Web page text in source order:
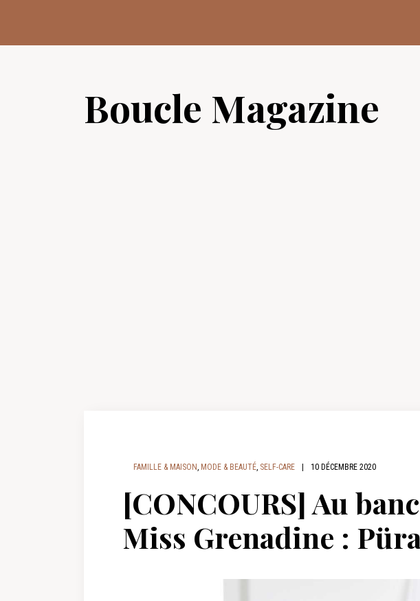
contenu
Boucle Magazine
FAMILLE & MAISON, MODE & BEAUTÉ, SELF-CARE 10 DÉCEMBRE 2020
[CONCOURS] Au
Miss Grenadine :